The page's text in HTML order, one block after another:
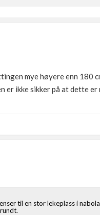
mye høyere enn 180
er ikke sikker på at dette er
til en stor lekeplass i